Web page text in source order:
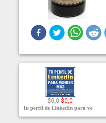
$0,0 $0,0
Tu perfil de LinkedIn para ve